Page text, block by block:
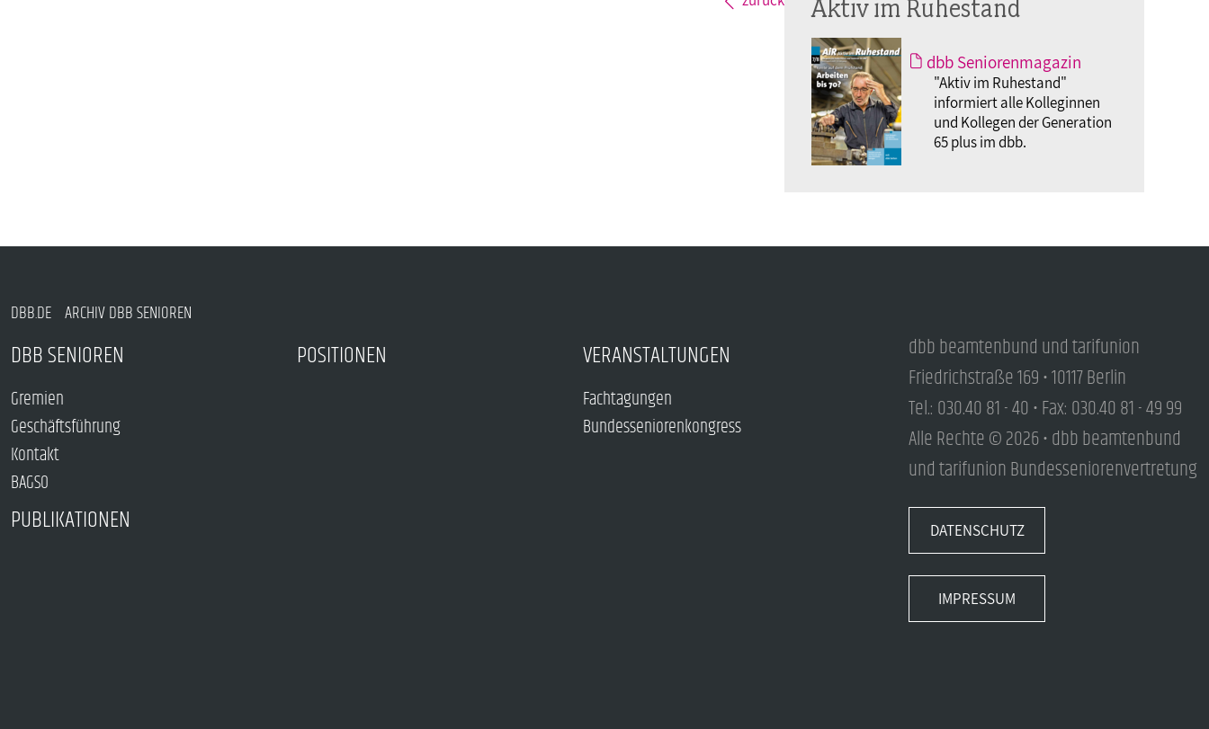
Aktiv im Ruhestand
dbb Seniorenmagazin
"Aktiv im Ruhestand"
informiert alle Kolleginnen
und Kollegen der Generation
65 plus im dbb.
DBB.DE ARCHIV DBB SENIOREN
DBB SENIOREN
Gremien
Geschäftsführung
Kontakt
BAGSO
POSITIONEN VERANSTALTUNGEN
Fachtagungen
Bundesseniorenkongress
PUBLIKATIONEN
dbb beamtenbund und tarifunion
Friedrichstraße 169 • 10117 Berlin
Tel.: 030.40 81 - 40 • Fax: 030.40 81 - 49 99
Alle Rechte © 2026 • dbb beamtenbund
und tarifunion Bundesseniorenvertretung
DATENSCHUTZ
IMPRESSUM